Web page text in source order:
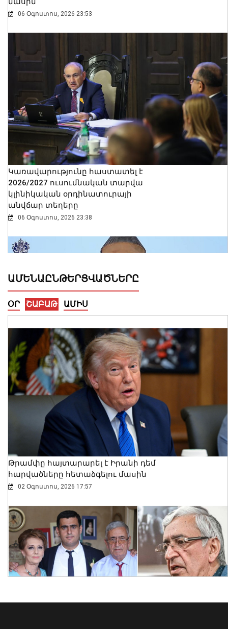
06 Օգոստոս, 2026 23:53
Կառավարությունը հաստատել է
2026/2027 ուսումնական տարվա
կլինիկական օրդինատուրայի
անվճար տեղերը
06 Օգոստոս, 2026 23:38
Ալեքսանդրա Քոուլը շարունակում է
բացահայտել Հայաստանը․ Մեծ
Բրիտանիայի դեսպանը հայերեն է
խոսում․ տեսանյութ
06 Օգոստոս, 2026 23:30
ԱՄԵՆԱԸՆԹԵՐՑՎԱԾՆԵՐԸ
ՕՐ ՇԱԲԱԹ ԱՄԻՍ
Թրամփը հայտարարել է Իրանի դեմ
հարվածները հետաձգելու մասին
02 Օգոստոս, 2026 17:57